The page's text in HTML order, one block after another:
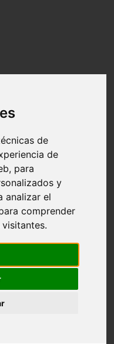
de
de
para
y
analizar el
comprender